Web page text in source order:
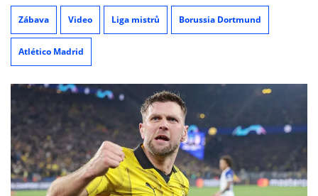
Zábava Video Liga mistrů Borussia Dortmund
Atlético Madrid